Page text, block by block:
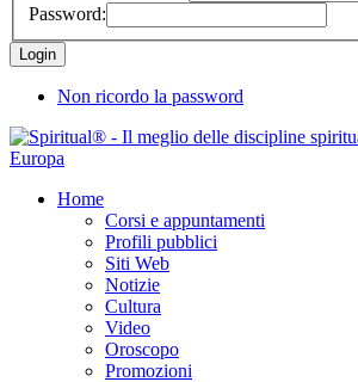
Password:
Non ricordo la password
Home
Corsi e appuntamenti
Profili pubblici
Siti Web
Notizie
Cultura
Video
Oroscopo
Promozioni